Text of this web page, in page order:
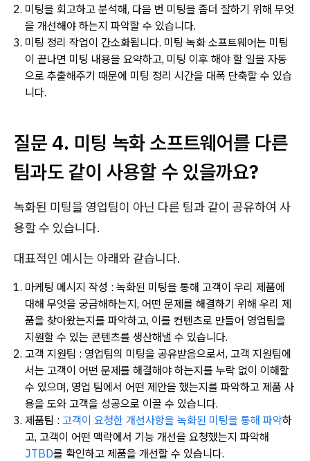
미팅을 회고하고 분석해, 다음 번 미팅을 좀더 잘하기 위해 무엇
을 개선해야 하는지 파악할 수 있습니다.
미팅 정리 작업이 간소화됩니다. 미팅 녹화 소프트웨어는 미팅
이 끝나면 미팅 내용을 요약하고, 미팅 이후 해야 할 일을 자동
으로 추출해주기 때문에 미팅 정리 시간을 대폭 단축할 수 있습
니다.
질문 4. 미팅 녹화 소프트웨어를 다른
팀과도 같이 사용할 수 있을까요?
녹화된 미팅을 영업팀이 아닌 다른 팀과 같이 공유하여 사
용할 수 있습니다.
대표적인 예시는 아래와 같습니다.
마케팅 메시지 작성 : 녹화된 미팅을 통해 고객이 우리 제품에
대해 무엇을 궁금해하는지, 어떤 문제를 해결하기 위해 우리 제
품을 찾아왔는지를 파악하고, 이를 컨텐츠로 만들어 영업팀을
지원할 수 있는 콘텐츠를 생산해낼 수 있습니다.
고객 지원팀 : 영업팀의 미팅을 공유받음으로서, 고객 지원팀에
서는 고객이 어떤 문제를 해결해야 하는지를 누락 없이 이해할
수 있으며, 영업 팀에서 어떤 제안을 했는지를 파악하고 제품 사
용을 도와 고객을 성공으로 이끌 수 있습니다.
제품팀 : 고객이 요청한 개선사항을 녹화된 미팅을 통해 파악하
고, 고객이 어떤 맥락에서 기능 개선을 요청했는지 파악해
JTBD를 확인하고 제품을 개선할 수 있습니다.